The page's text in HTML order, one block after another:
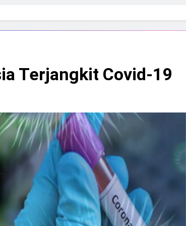
Terjangkit Covid-19